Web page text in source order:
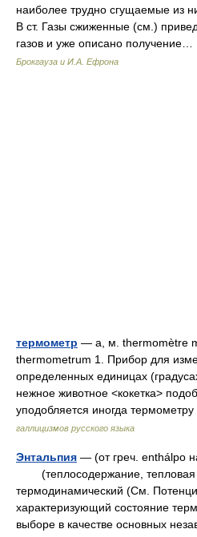
наиболее трудно сгущаемые из
В ст. Газы сжиженные (см.)
газов и уже описано
Брокгауза и И.А. Ефрона
термометр — а, м. thermomètre
thermometrum 1. Прибор для
определенных единицах
нежное животное <кокетка>
уподобляется иногда
галлицизмов русского языка
Энтальпия — (от греч. enthálpo
(теплосодержание, тепловая
термодинамический (См.
характеризующий состояние
выборе в качестве основных